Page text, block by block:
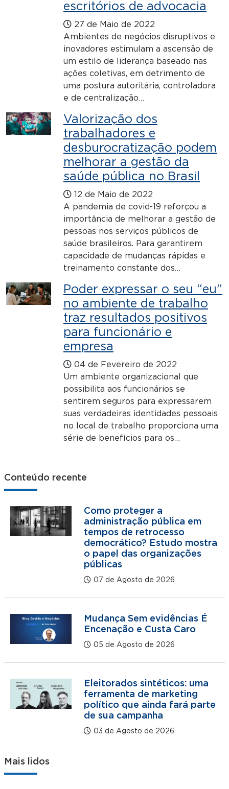
escritórios de advocacia
27 de Maio de 2022
Ambientes de negócios disruptivos e
inovadores estimulam a ascensão de
um estilo de liderança baseado nas
ações coletivas, em detrimento de
uma postura autoritária, controladora
e de centralização…
Valorização dos
trabalhadores e
desburocratização podem
melhorar a gestão da
saúde pública no Brasil
12 de Maio de 2022
A pandemia de covid-19 reforçou a
importância de melhorar a gestão de
pessoas nos serviços públicos de
saúde brasileiros. Para garantirem
capacidade de mudanças rápidas e
treinamento constante dos…
Poder expressar o seu “eu”
no ambiente de trabalho
traz resultados positivos
para funcionário e
empresa
04 de Fevereiro de 2022
Um ambiente organizacional que
possibilita aos funcionários se
sentirem seguros para expressarem
suas verdadeiras identidades pessoais
no local de trabalho proporciona uma
série de benefícios para os…
Conteúdo recente
Como proteger a
administração pública em
tempos de retrocesso
democrático? Estudo mostra
o papel das organizações
públicas
07 de Agosto de 2026
Mudança Sem evidências É
Encenação e Custa Caro
05 de Agosto de 2026
Eleitorados sintéticos: uma
ferramenta de marketing
político que ainda fará parte
de sua campanha
03 de Agosto de 2026
Mais lidos